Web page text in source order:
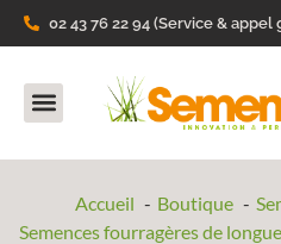
02 43 76 22 94 (Service & appel
Accueil Boutique
Semences fourragères de